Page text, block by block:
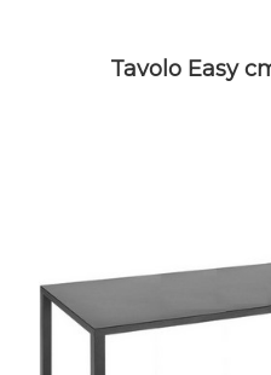
Tavolo Easy